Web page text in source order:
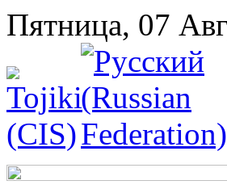
Пятница, 07